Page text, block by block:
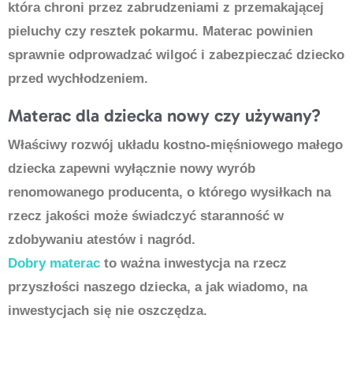
która chroni przez zabrudzeniami z przemakającej
pieluchy czy resztek pokarmu. Materac powinien
sprawnie odprowadzać wilgoć i zabezpieczać dziecko
przed wychłodzeniem.
Materac dla dziecka nowy czy używany?
Właściwy rozwój układu kostno-mięśniowego małego
dziecka zapewni wyłącznie nowy wyrób
renomowanego producenta, o którego wysiłkach na
rzecz jakości może świadczyć staranność w
zdobywaniu atestów i nagród.
Dobry materac to ważna inwestycja na rzecz
przyszłości naszego dziecka, a jak wiadomo, na
inwestycjach się nie oszczędza.